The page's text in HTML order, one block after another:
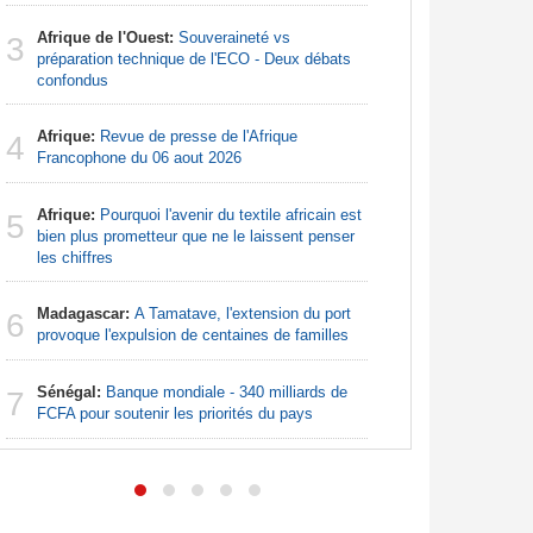
3 Afrique de l'Ouest: Souveraineté vs
préparation technique de l'ECO - Deux débats
confondus
4 Afrique: Revue de presse de l'Afrique
Francophone du 06 aout 2026
5 Afrique: Pourquoi l'avenir du textile africain est
bien plus prometteur que ne le laissent penser
les chiffres
6 Madagascar: A Tamatave, l'extension du port
provoque l'expulsion de centaines de familles
7 Sénégal: Banque mondiale - 340 milliards de
FCFA pour soutenir les priorités du pays